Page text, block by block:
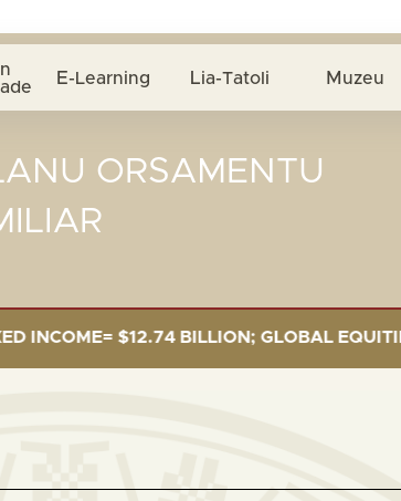
E-Learning Lia-Tatoli Muzeu
ORSAMENTU
$12.74 BILLION; GLOBAL EQUITIES=